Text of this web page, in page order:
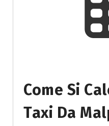
Come Si
Taxi Da